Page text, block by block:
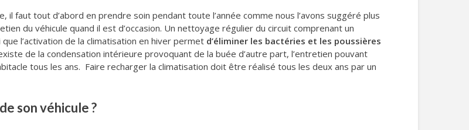
faut tout d’abord en prendre soin pendant toute l’année comme nous l’avons suggéré plus
du véhicule quand il est d’occasion. Un nettoyage régulier du circuit comprenant un
l’activation de la climatisation en hiver permet d’éliminer les bactéries et les poussières
de la condensation intérieure provoquant de la buée d’autre part, l’entretien pouvant
tous les ans. Faire recharger la climatisation doit être réalisé tous les deux ans par un
son véhicule ?